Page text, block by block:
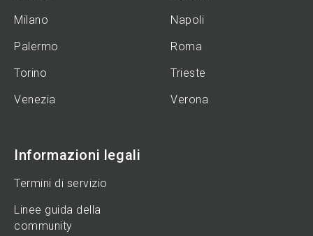
Milano
Napoli
Palermo
Roma
Torino
Trieste
Venezia
Verona
Informazioni legali
Termini di servizio
Linee guida della
community